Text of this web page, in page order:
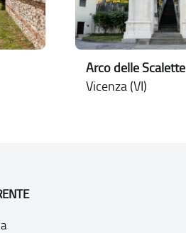
Arco delle Scalette
Vicenza (VI)